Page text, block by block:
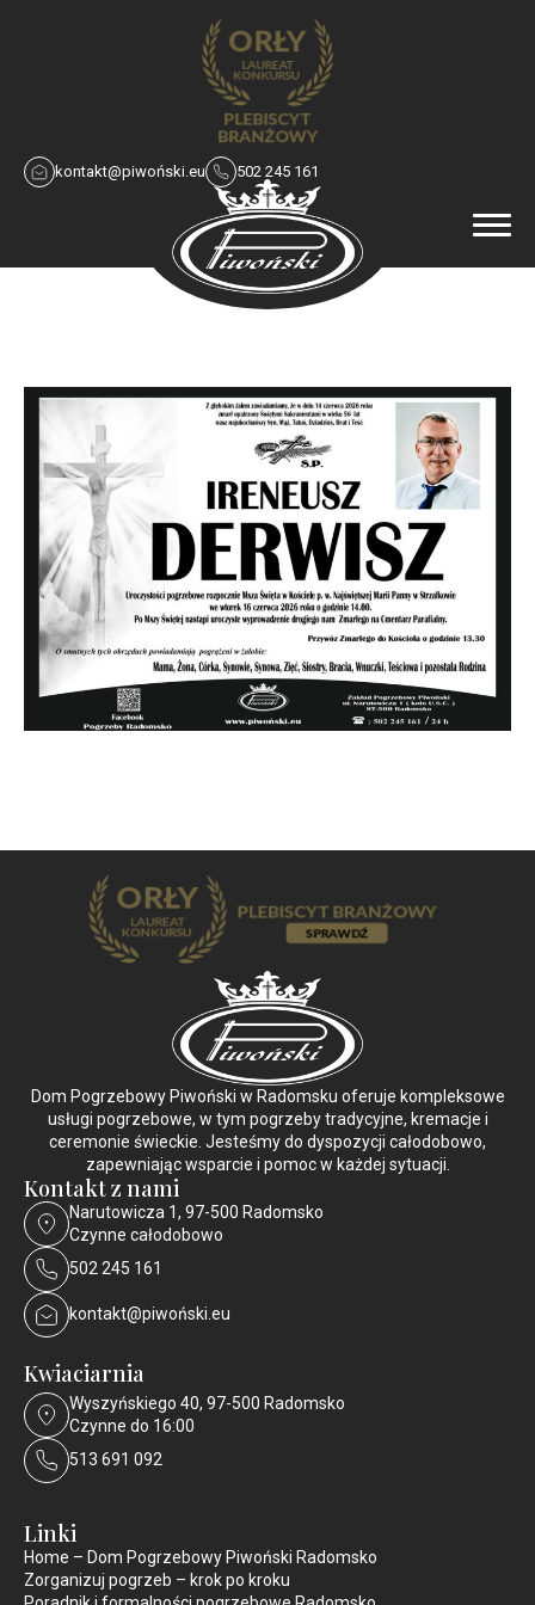
kontakt@piwoński.eu 502 245 161
Dom Pogrzebowy Piwoński w Radomsku oferuje kompleksowe
usługi pogrzebowe, w tym pogrzeby tradycyjne, kremacje i
ceremonie świeckie. Jesteśmy do dyspozycji całodobowo,
zapewniając wsparcie i pomoc w każdej sytuacji.
Kontakt z nami
Narutowicza 1, 97-500 Radomsko
Czynne całodobowo
502 245 161
kontakt@piwoński.eu
Kwiaciarnia
Wyszyńskiego 40, 97-500 Radomsko
Czynne do 16:00
513 691 092
Linki
Home – Dom Pogrzebowy Piwoński Radomsko
Zorganizuj pogrzeb – krok po kroku